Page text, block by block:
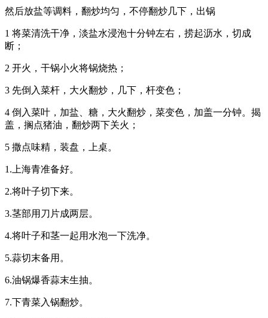
然后放盐等调料，翻炒均匀，不停翻炒几下，出锅
1 将菜清洗干净，淡盐水浸泡十分钟左右，捞起沥水，切成
断；
2 开火，干锅小火将锅烧热；
3 先倒入菜杆，大火翻炒，几下，杆变色；
4 倒入菜叶，加盐、糖，大火翻炒，菜变色，加盖一分钟。揭
盖，搁点猪油，翻炒两下关火；
5 撒点味精，装盘，上桌。
1.上海青准备好。
2.将叶子切下来。
3.茎部用刀片成两层。
4.将叶子和茎一起用水泡一下洗净。
5.蒜切末备用。
6.油锅爆香蒜末生抽。
7.下青菜入锅翻炒。